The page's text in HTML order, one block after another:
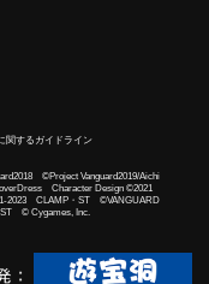
関するガイドライン
©Project Vanguard2019/Aichi
Character Design ©2021
2023 CLAMP・ST ©VANGUARD
© Cygames, Inc.